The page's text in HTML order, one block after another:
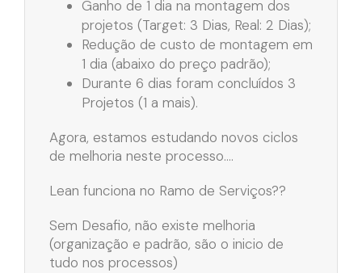
Ganho de 1 dia na montagem dos
projetos (Target: 3 Dias, Real: 2 Dias);
Redução de custo de montagem em
1 dia (abaixo do preço padrão);
Durante 6 dias foram concluídos 3
Projetos (1 a mais).
Agora, estamos estudando novos ciclos
de melhoria neste processo….
Lean funciona no Ramo de Serviços??
Sem Desafio, não existe melhoria
(organização e padrão, são o inicio de
tudo nos processos)